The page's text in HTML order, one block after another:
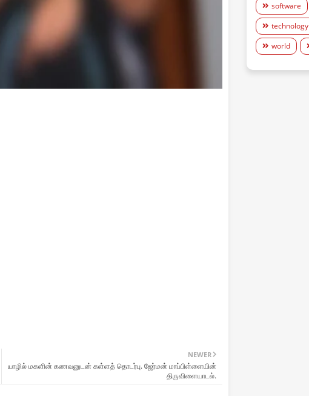
NEWER
யாழில் மகளின் கணவனுடன் கள்ளத் தொடர்பு. ஜேர்மன் மாப்பிள்ளையின்
திருவிளையாடல்.
software
technology
world